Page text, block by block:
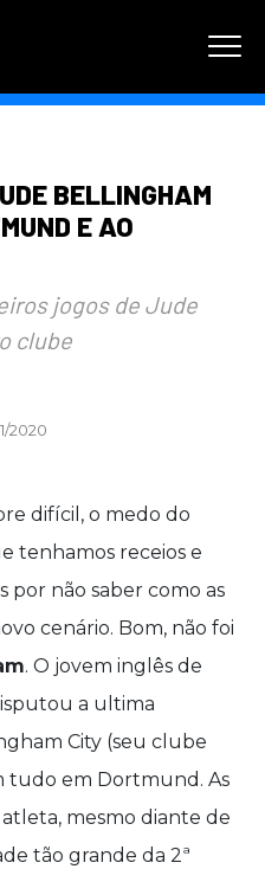
BELLINGHAM
E AO
jogos de Jude
clube
2020
difícil, o medo do
tenhamos receios e
por não saber como as
cenário. Bom, não foi
. O jovem inglês de
a ultima
City (seu clube
em Dortmund. As
mesmo diante de
tão grande da 2ª